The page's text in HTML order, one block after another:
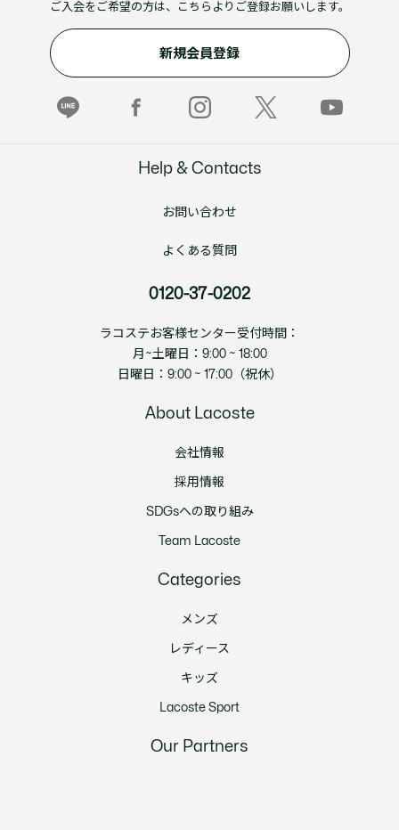
ご入会をご希望の方は、こちらよりご登録お願いします。
新規会員登録
Help & Contacts
お問い合わせ
よくある質問
0120-37-0202
ラコステお客様センター受付時間：
月~土曜日：9:00 ~ 18:00
日曜日：9:00 ~ 17:00（祝休）
About Lacoste
会社情報
採用情報
SDGsへの取り組み
Team Lacoste
Categories
メンズ
レディース
キッズ
Lacoste Sport
Our Partners